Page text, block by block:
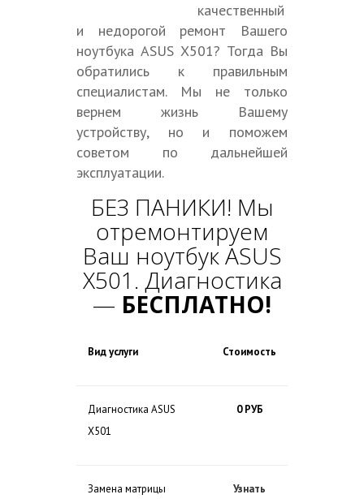
качественный
и недорогой ремонт Вашего
ноутбука ASUS X501? Тогда Вы
обратились к правильным
специалистам. Мы не только
вернем жизнь Вашему
устройству, но и поможем
советом по дальнейшей
эксплуатации.
БЕЗ ПАНИКИ! Мы
отремонтируем
Ваш ноутбук ASUS
X501. Диагностика
— БЕСПЛАТНО!
Вид услуги Стоимость
Диагностика ASUS
X501
0 РУБ
Замена матрицы
Узнать